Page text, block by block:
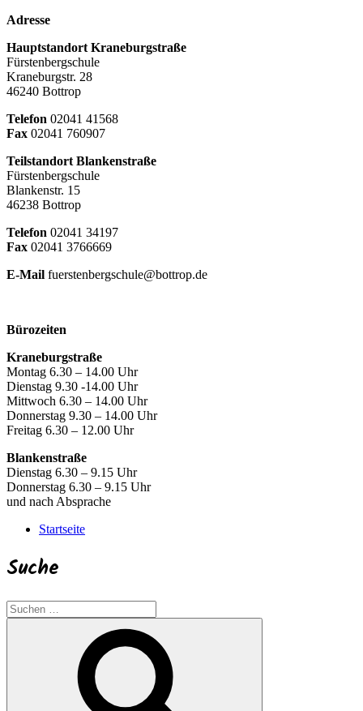
Adresse
Hauptstandort Kraneburgstraße
Fürstenbergschule
Kraneburgstr. 28
46240 Bottrop
Telefon 02041 41568
Fax 02041 760907
Teilstandort Blankenstraße
Fürstenbergschule
Blankenstr. 15
46238 Bottrop
Telefon 02041 34197
Fax 02041 3766669
E-Mail fuerstenbergschule@bottrop.de
Bürozeiten
Kraneburgstraße
Montag 6.30 – 14.00 Uhr
Dienstag 9.30 -14.00 Uhr
Mittwoch 6.30 – 14.00 Uhr
Donnerstag 9.30 – 14.00 Uhr
Freitag 6.30 – 12.00 Uhr
Blankenstraße
Dienstag 6.30 – 9.15 Uhr
Donnerstag 6.30 – 9.15 Uhr
und nach Absprache
Startseite
Suche
Suchen
nach: